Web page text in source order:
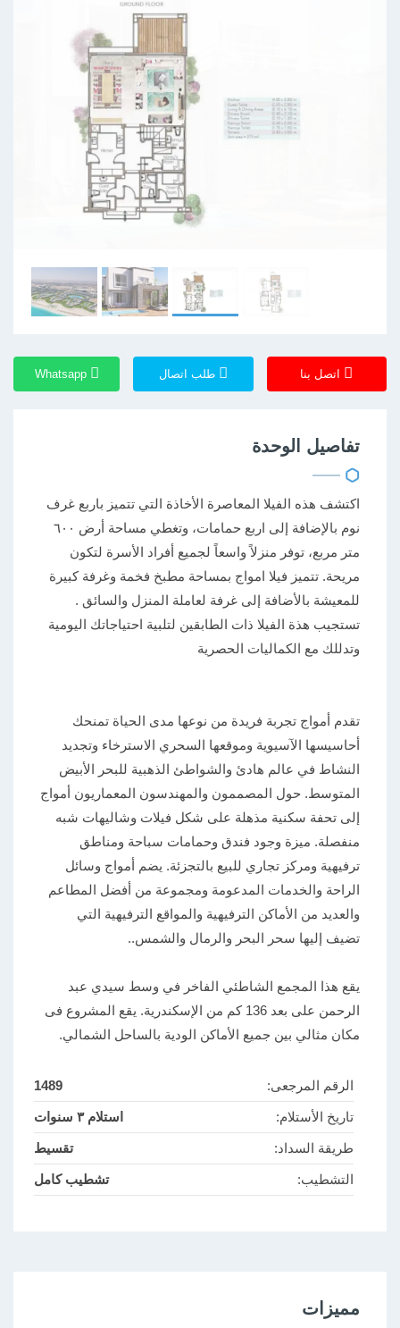
اتصل بنا طلب اتصال Whatsapp
تفاصيل الوحدة
اكتشف هذه الفيلا المعاصرة الأخاذة التي تتميز باربع غرف
نوم بالإضافة إلى اربع حمامات، وتغطي مساحة أرض ٦٠٠
متر مربع، توفر منزلاً واسعاً لجميع أفراد الأسرة لتكون
مريحة. تتميز فيلا امواج بمساحة مطبخ فخمة وغرفة كبيرة
للمعيشة بالأضافة إلى غرفة لعاملة المنزل والسائق .
تستجيب هذة الفيلا ذات الطابقين لتلبية احتياجاتك اليومية
وتدللك مع الكماليات الحصرية
تقدم أمواج تجربة فريدة من نوعها مدى الحياة تمنحك
أحاسيسها الآسيوية وموقعها السحري الاسترخاء وتجديد
النشاط في عالم هادئ والشواطئ الذهبية للبحر الأبيض
المتوسط. حول المصممون والمهندسون المعماريون أمواج
إلى تحفة سكنية مذهلة على شكل فيلات وشاليهات شبه
منفصلة. ميزة وجود فندق وحمامات سباحة ومناطق
ترفيهية ومركز تجاري للبيع بالتجزئة. يضم أمواج وسائل
الراحة والخدمات المدعومة ومجموعة من أفضل المطاعم
والعديد من الأماكن الترفيهية والمواقع الترفيهية التي
تضيف إليها سحر البحر والرمال والشمس..
يقع هذا المجمع الشاطئي الفاخر في وسط سيدي عبد
الرحمن على بعد 136 كم من الإسكندرية. يقع المشروع فى
مكان مثالي بين جميع الأماكن الودية بالساحل الشمالي.
الرقم المرجعى: 1489
تاريخ الأستلام: استلام ٣ سنوات
طريقة السداد: تقسيط
التشطيب: تشطيب كامل
مميزات